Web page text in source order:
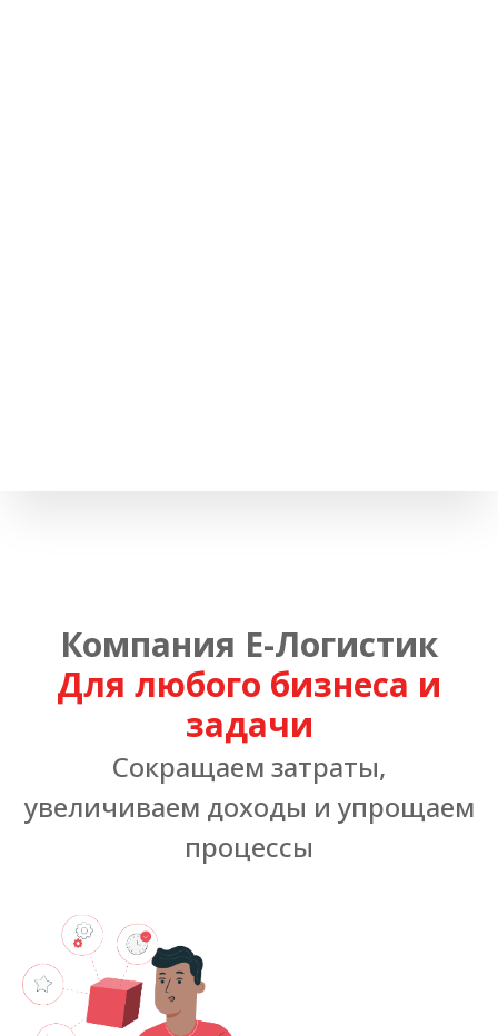
Компания Е-Логистик
Для любого бизнеса и
задачи
Сокращаем затраты,
увеличиваем доходы и упрощаем
процессы